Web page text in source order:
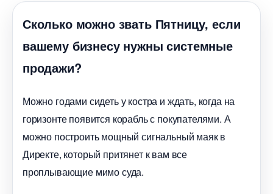
Сколько можно звать Пятницу, если
ашему бизнесу нужны системные
продажи?
Можно годами сидеть у костра и ждать, когда на
оризонте появится корабль с покупателями. А
можно построить мощный сигнальный маяк
Директе, который притянет к вам все
проплывающие мимо суда.